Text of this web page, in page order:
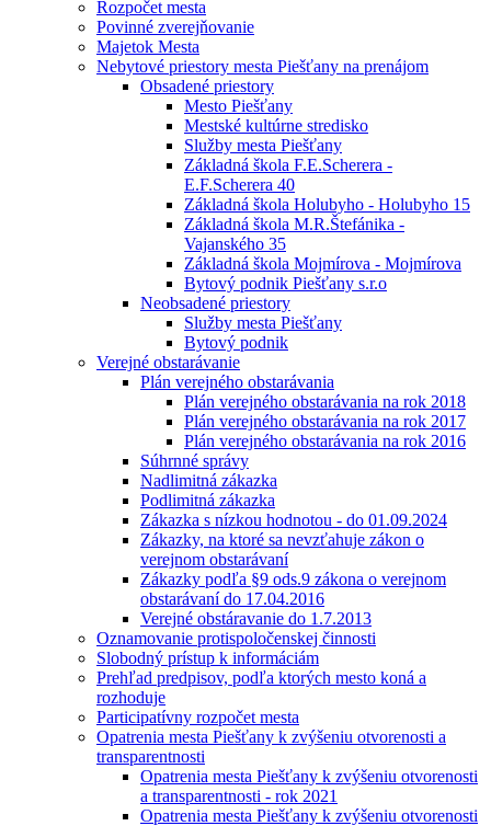
Rozpočet mesta
Povinné zverejňovanie
Majetok Mesta
Nebytové priestory mesta Piešťany na prenájom
Obsadené priestory
Mesto Piešťany
Mestské kultúrne stredisko
Služby mesta Piešťany
Základná škola F.E.Scherera -
E.F.Scherera 40
Základná škola Holubyho - Holubyho 15
Základná škola M.R.Štefánika -
Vajanského 35
Základná škola Mojmírova - Mojmírova
Bytový podnik Piešťany s.r.o
Neobsadené priestory
Služby mesta Piešťany
Bytový podnik
Verejné obstarávanie
Plán verejného obstarávania
Plán verejného obstarávania na rok 2018
Plán verejného obstarávania na rok 2017
Plán verejného obstarávania na rok 2016
Súhrnné správy
Nadlimitná zákazka
Podlimitná zákazka
Zákazka s nízkou hodnotou - do 01.09.2024
Zákazky, na ktoré sa nevzťahuje zákon o
verejnom obstarávaní
Zákazky podľa §9 ods.9 zákona o verejnom
obstarávaní do 17.04.2016
Verejné obstáravanie do 1.7.2013
Oznamovanie protispoločenskej činnosti
Slobodný prístup k informáciám
Prehľad predpisov, podľa ktorých mesto koná a
rozhoduje
Participatívny rozpočet mesta
Opatrenia mesta Piešťany k zvýšeniu otvorenosti a
transparentnosti
Opatrenia mesta Piešťany k zvýšeniu otvorenosti
a transparentnosti - rok 2021
Opatrenia mesta Piešťany k zvýšeniu otvorenosti